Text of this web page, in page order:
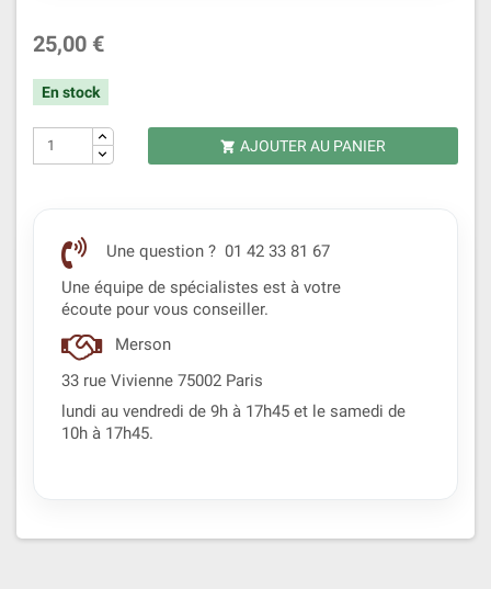
25,00 €
En stock
 AJOUTER AU PANIER
Une question ? 01 42 33 81 67
Une équipe de spécialistes est à votre
écoute pour vous conseiller.
Merson
33 rue Vivienne 75002 Paris
lundi au vendredi de 9h à 17h45 et le samedi de
10h à 17h45.